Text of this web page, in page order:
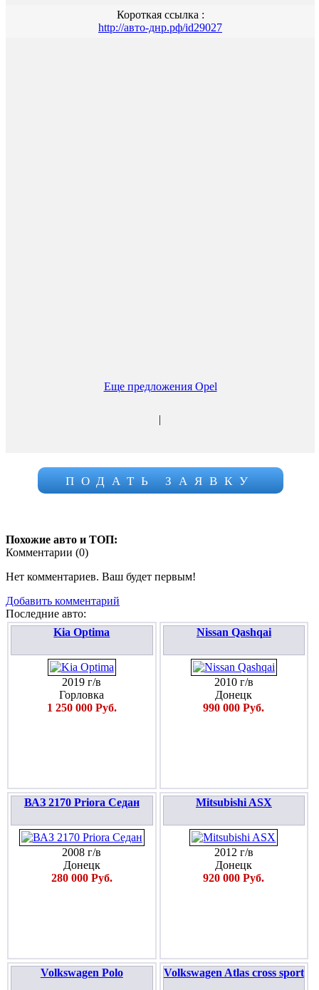
Короткая ссылка :
http://авто-днр.рф/id29027
Еще предложения Opel
|
ПОДАТЬ ЗАЯВКУ
Похожие авто и ТОП:
Комментарии (0)
Нет комментариев. Ваш будет первым!
Добавить комментарий
Последние авто:
Kia Optima
2019 г/в
Горловка
1 250 000 Руб.
Nissan Qashqai
2010 г/в
Донецк
990 000 Руб.
ВАЗ 2170 Priora Седан
2008 г/в
Донецк
280 000 Руб.
Mitsubishi ASX
2012 г/в
Донецк
920 000 Руб.
Volkswagen Polo Volkswagen Atlas cross sport